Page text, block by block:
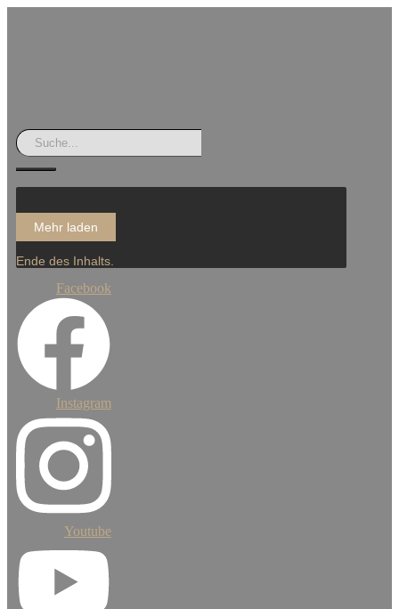
Mehr laden
Ende des Inhalts.
Facebook
Instagram
Youtube